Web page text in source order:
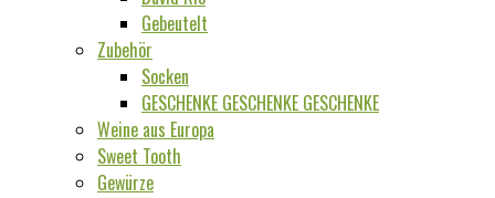
Gebeutelt
Zubehör
Socken
GESCHENKE GESCHENKE GESCHENKE
Weine aus Europa
Sweet Tooth
Gewürze